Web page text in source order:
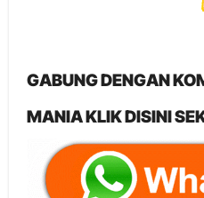
GABUNG DENGAN
MANIA KLIK DISINI